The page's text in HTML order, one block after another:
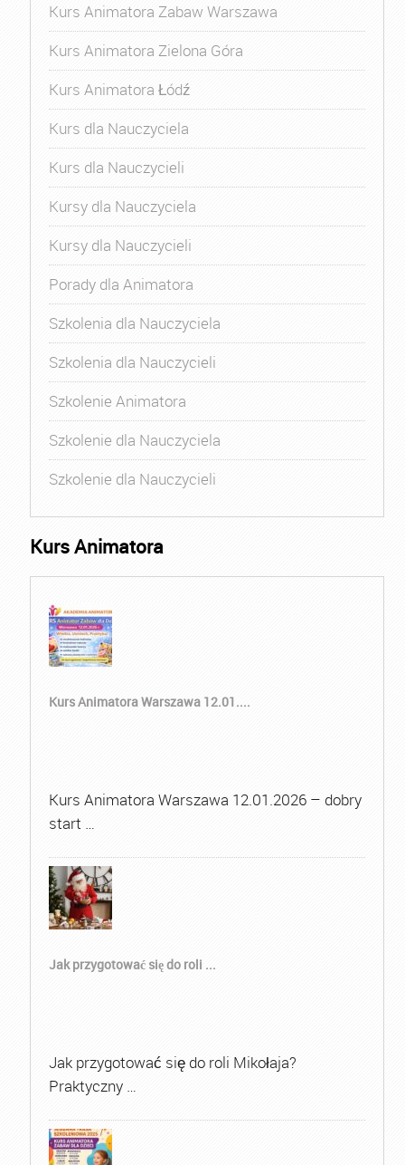
Kurs Animatora Zabaw Warszawa
Kurs Animatora Zielona Góra
Kurs Animatora Łódź
Kurs dla Nauczyciela
Kurs dla Nauczycieli
Kursy dla Nauczyciela
Kursy dla Nauczycieli
Porady dla Animatora
Szkolenia dla Nauczyciela
Szkolenia dla Nauczycieli
Szkolenie Animatora
Szkolenie dla Nauczyciela
Szkolenie dla Nauczycieli
Kurs Animatora
Kurs Animatora Warszawa 12.01....
Kurs Animatora Warszawa 12.01.2026 – dobry
start …
Jak przygotować się do roli ...
Jak przygotować się do roli Mikołaja?
Praktyczny …